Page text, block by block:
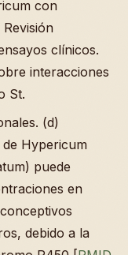
con
Revisión
clínicos.
interacciones
St.
(d)
Hypericum
puede
en
debido a la